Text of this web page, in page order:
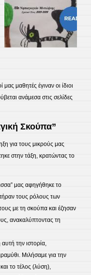
μαθητές έγιναν οι ίδιοι
ανάμεσα στις σελίδες
Σκούπα”
για τους μικρούς μας
στην τάξη, κρατώντας το
μας αφηγήθηκε το
τους ρόλους των
με τη σκούπα και έζησαν
ανακαλύπτοντας τη
την ιστορία,
Μιλήσαμε για την
το τέλος (λύση),